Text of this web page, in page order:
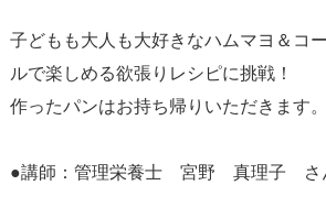
子どもも大人も大好きなハムマヨ＆コ
ルで楽しめる欲張りレシピに挑戦！
作ったパンはお持ち帰りいただきます。
●講師：管理栄養士 宮野 真理子 さ